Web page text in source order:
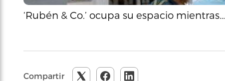
‘Rubén & Co.’ ocupa su espacio mientras…
Compartir